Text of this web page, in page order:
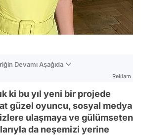
Devamı Aşağıda
Reklam
ki bu yıl yeni bir projede
güzel oyuncu, sosyal medya
ulaşmaya ve gülümseten
da neşemizi yerine